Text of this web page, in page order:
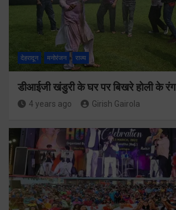
देहरादून मनोरंजन राज्य
डीआईजी खंडुरी के घर पर बिखरे होली के रंग
4 years ago Girish Gairola